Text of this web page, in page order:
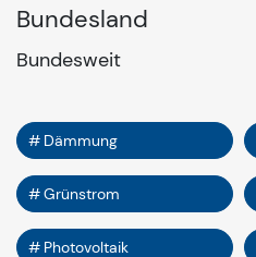
Bundesland
Bundesweit
Dämmung
Grünstrom
Photovoltaik